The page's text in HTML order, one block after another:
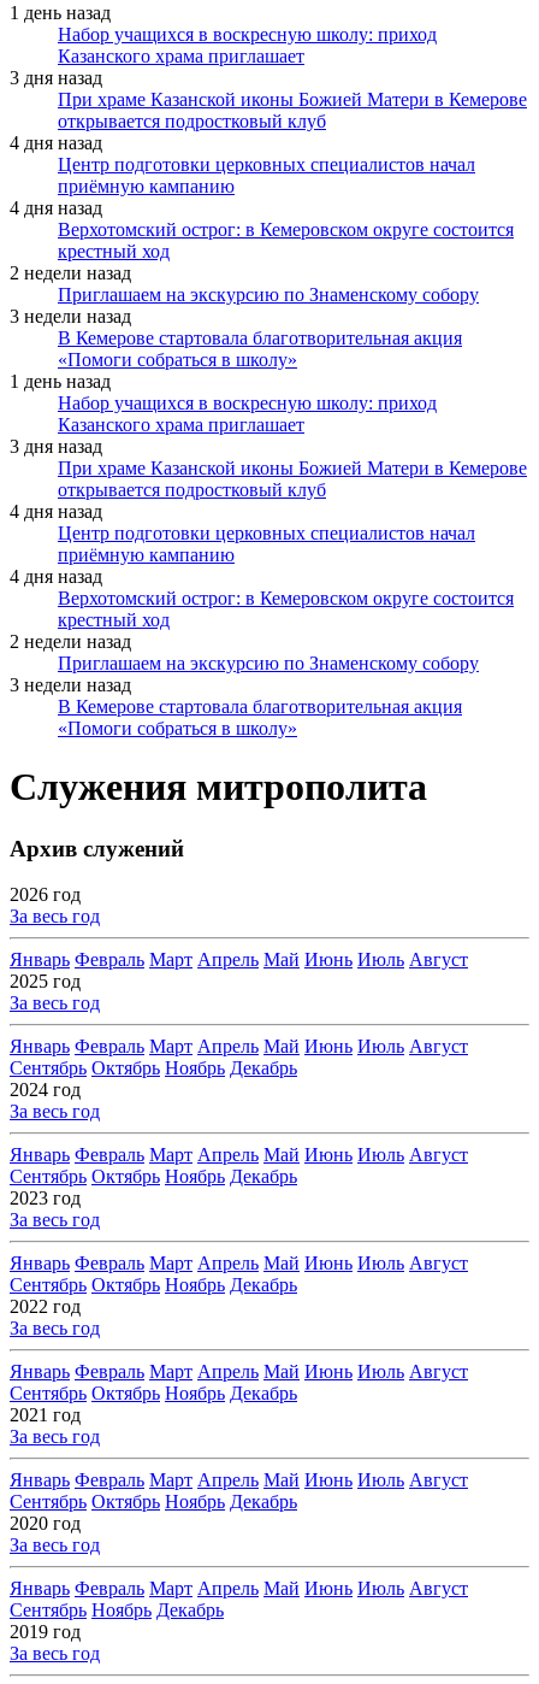
1 день назад
Набор учащихся в воскресную школу: приход
Казанского храма приглашает
3 дня назад
При храме Казанской иконы Божией Матери в Кемерове
открывается подростковый клуб
4 дня назад
Центр подготовки церковных специалистов начал
приёмную кампанию
4 дня назад
Верхотомский острог: в Кемеровском округе состоится
крестный ход
2 недели назад
Приглашаем на экскурсию по Знаменскому собору
3 недели назад
В Кемерове стартовала благотворительная акция
«Помоги собраться в школу»
1 день назад
Набор учащихся в воскресную школу: приход
Казанского храма приглашает
3 дня назад
При храме Казанской иконы Божией Матери в Кемерове
открывается подростковый клуб
4 дня назад
Центр подготовки церковных специалистов начал
приёмную кампанию
4 дня назад
Верхотомский острог: в Кемеровском округе состоится
крестный ход
2 недели назад
Приглашаем на экскурсию по Знаменскому собору
3 недели назад
В Кемерове стартовала благотворительная акция
«Помоги собраться в школу»
Служения митрополита
Архив служений
2026 год
За весь год
Январь Февраль Март Апрель Май Июнь Июль Август
2025 год
За весь год
Январь Февраль Март Апрель Май Июнь Июль Август
Сентябрь Октябрь Ноябрь Декабрь
2024 год
За весь год
Январь Февраль Март Апрель Май Июнь Июль Август
Сентябрь Октябрь Ноябрь Декабрь
2023 год
За весь год
Январь Февраль Март Апрель Май Июнь Июль Август
Сентябрь Октябрь Ноябрь Декабрь
2022 год
За весь год
Январь Февраль Март Апрель Май Июнь Июль Август
Сентябрь Октябрь Ноябрь Декабрь
2021 год
За весь год
Январь Февраль Март Апрель Май Июнь Июль Август
Сентябрь Октябрь Ноябрь Декабрь
2020 год
За весь год
Январь Февраль Март Апрель Май Июнь Июль Август
Сентябрь Ноябрь Декабрь
2019 год
За весь год